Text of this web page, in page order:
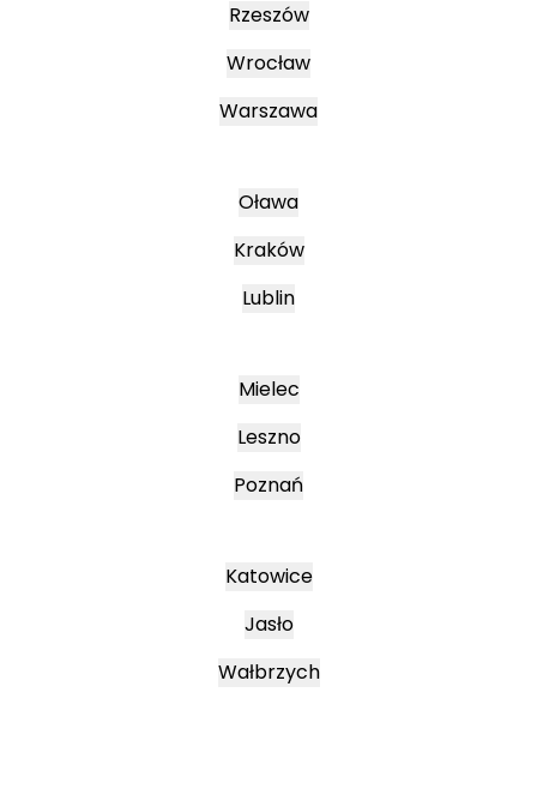
Rzeszów
Wrocław
Warszawa
Oława
Kraków
Lublin
Mielec
Leszno
Poznań
Katowice
Jasło
Wałbrzych